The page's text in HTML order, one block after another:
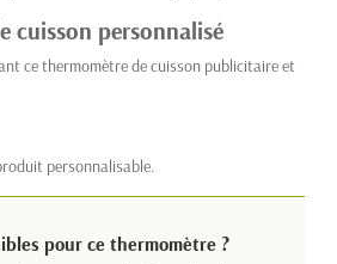
cuisson personnalisé
ce thermomètre de cuisson publicitaire et
personnalisable.
pour ce thermomètre ?